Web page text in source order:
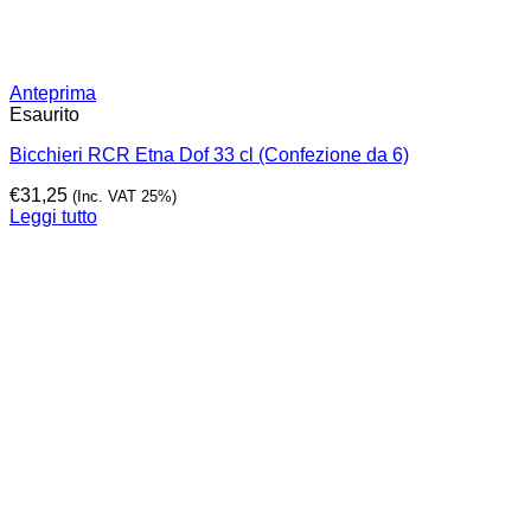
Anteprima
Esaurito
Bicchieri RCR Etna Dof 33 cl (Confezione da 6)
€31,25 (Inc. VAT 25%)
Leggi tutto